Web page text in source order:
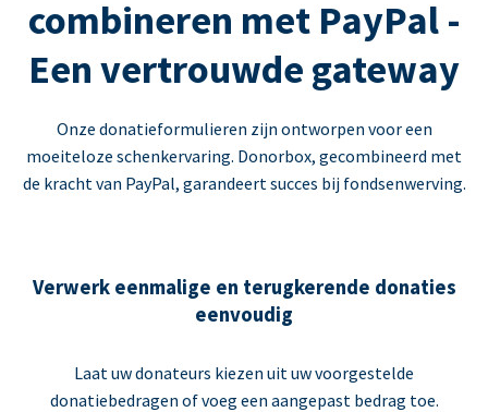
combineren met PayPal -
Een vertrouwde gateway
Onze donatieformulieren zijn ontworpen voor een
moeiteloze schenkervaring. Donorbox, gecombineerd met
de kracht van PayPal, garandeert succes bij fondsenwerving.
Verwerk eenmalige en terugkerende donaties
eenvoudig
Laat uw donateurs kiezen uit uw voorgestelde
donatiebedragen of voeg een aangepast bedrag toe.